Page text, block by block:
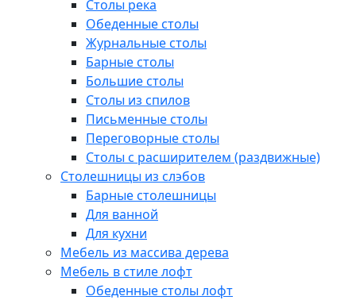
Столы река
Обеденные столы
Журнальные столы
Барные столы
Большие столы
Столы из спилов
Письменные столы
Переговорные столы
Столы с расширителем (раздвижные)
Столешницы из слэбов
Барные столешницы
Для ванной
Для кухни
Мебель из массива дерева
Мебель в стиле лофт
Обеденные столы лофт